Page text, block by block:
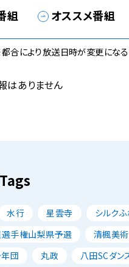
組 オススメ番組
合により放送日時が変更になる
はありません
Tags
水行 星雲寺 シルク
手権山梨県予選 清楓美
団 丸政 八田SCダン